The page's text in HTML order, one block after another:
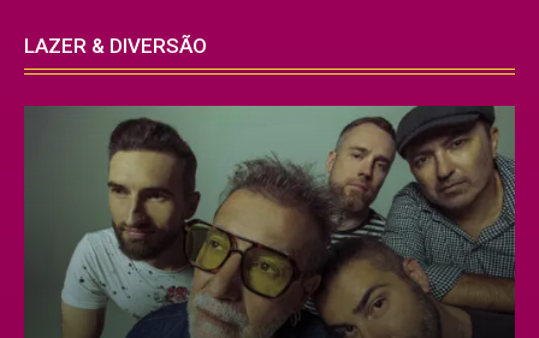
LAZER & DIVERSÃO